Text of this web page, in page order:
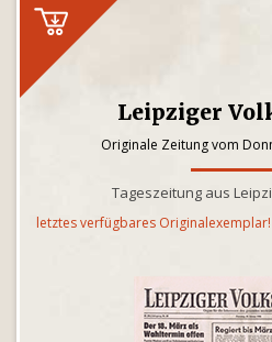
Leipziger
Originale Zeitung vom
Tageszeitung aus
letztes verfügbares Originalexemplar!